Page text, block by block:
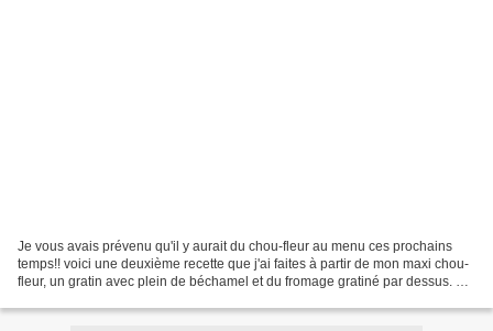
Je vous avais prévenu qu'il y aurait du chou-fleur au menu ces prochains
temps!! voici une deuxième recette que j'ai faites à partir de mon maxi chou-
fleur, un gratin avec plein de béchamel et du fromage gratiné par dessus. Le